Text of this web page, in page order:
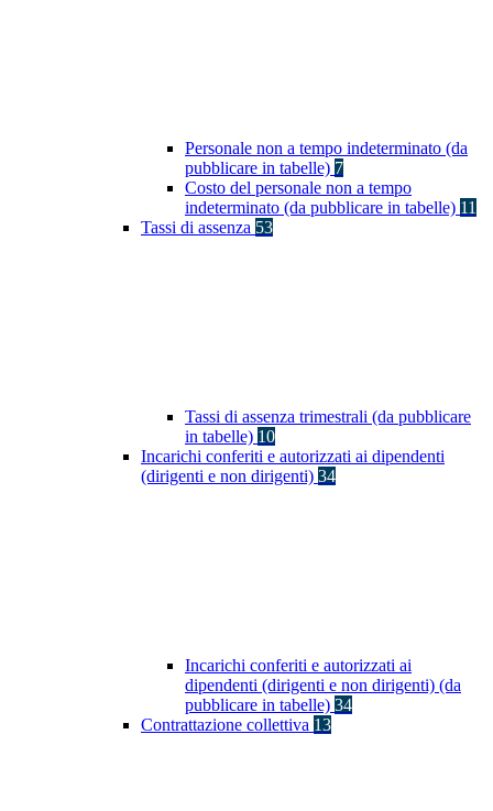
Personale non a tempo indeterminato (da
pubblicare in tabelle) 7
Costo del personale non a tempo
indeterminato (da pubblicare in tabelle) 11
Tassi di assenza 53
Tassi di assenza trimestrali (da pubblicare
in tabelle) 10
Incarichi conferiti e autorizzati ai dipendenti
(dirigenti e non dirigenti) 34
Incarichi conferiti e autorizzati ai
dipendenti (dirigenti e non dirigenti) (da
pubblicare in tabelle) 34
Contrattazione collettiva 13